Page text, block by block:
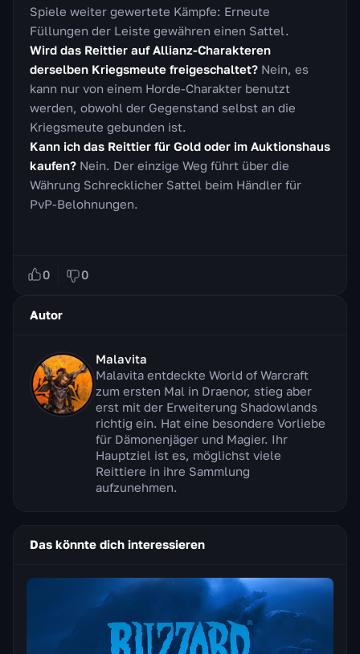
Spiele weiter gewertete Kämpfe: Erneute
Füllungen der Leiste gewähren einen Sattel.
Wird das Reittier auf Allianz-Charakteren
derselben Kriegsmeute freigeschaltet? Nein, es
kann nur von einem Horde-Charakter benutzt
werden, obwohl der Gegenstand selbst an die
Kriegsmeute gebunden ist.
Kann ich das Reittier für Gold oder im Auktionshaus
kaufen? Nein. Der einzige Weg führt über die
Währung Schrecklicher Sattel beim Händler für
PvP-Belohnungen.
0 0
Autor
Malavita
Malavita entdeckte World of Warcraft
zum ersten Mal in Draenor, stieg aber
erst mit der Erweiterung Shadowlands
richtig ein. Hat eine besondere Vorliebe
für Dämonenjäger und Magier. Ihr
Hauptziel ist es, möglichst viele
Reittiere in ihre Sammlung
aufzunehmen.
Das könnte dich interessieren